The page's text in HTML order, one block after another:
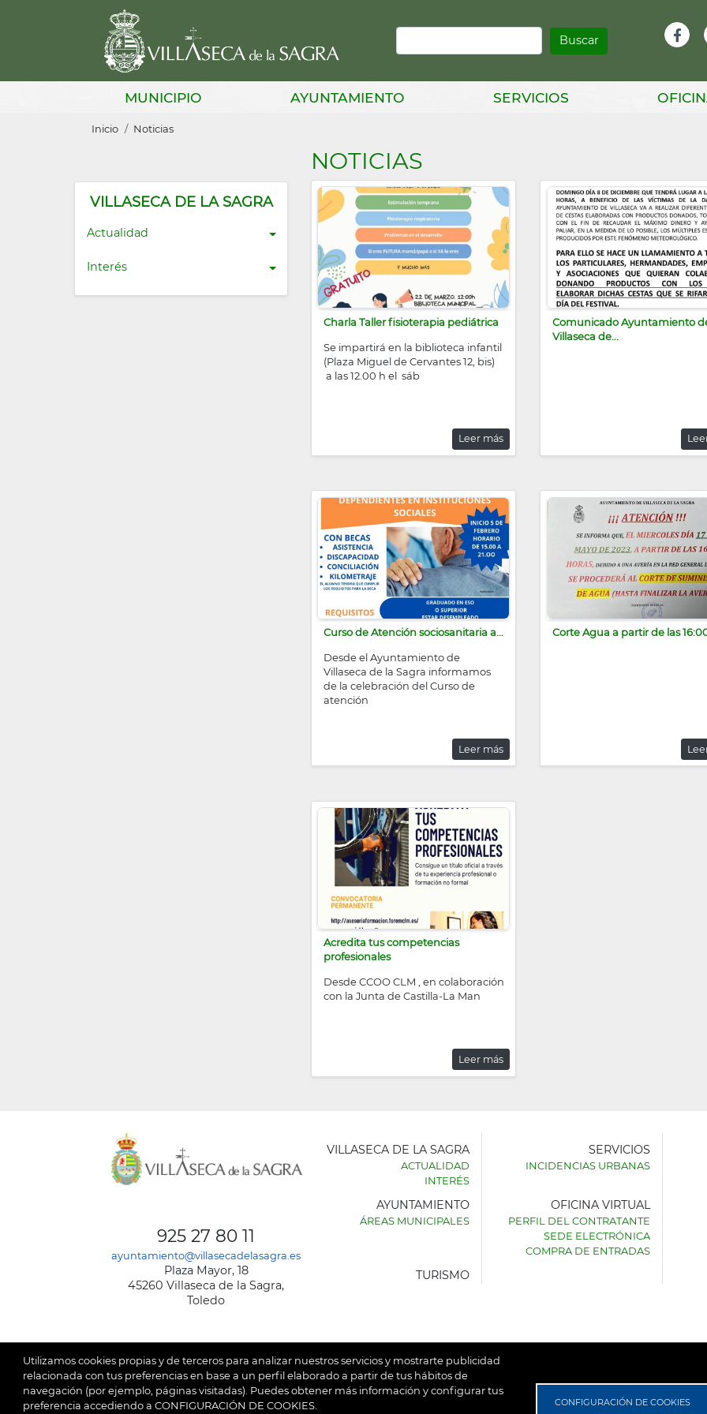
Buscar
MUNICIPIO AYUNTAMIENTO SERVICIOS
Sobrescribir
de
ayuda
a
la
Inicio Noticias
VILLASECA DE LA SAGRA
Actualidad
Interés
NOTICIAS
Charla Taller fisioterapia pediátrica
Se impartirá en la biblioteca infantil
(Plaza Miguel de Cervantes 12, bis)
a las 12.00 h el sáb
Leer más
Comunicado Ayuntamiento
Villaseca de...
Curso de Atención sociosanitaria a...
Desde el Ayuntamiento de
Villaseca de la Sagra informamos
de la celebración del Curso de
atención
Leer más
Corte Agua a partir de las
Acredita tus competencias
profesionales
Desde CCOO CLM , en colaboración
con la Junta de Castilla-La Man
Leer más
Utilizamos cookies propias y de terceros para analizar nuestros servicios y mostrarte publicidad
relacionada con tus preferencias en base a un perfil elaborado a partir de tus hábitos de
navegación (por ejemplo, páginas visitadas). Puedes obtener más información y configurar tus
preferencia accediendo a CONFIGURACIÓN DE COOKIES.
CONFIGURACIÓN DE COOKIES
925 27 80 11
ayuntamiento@villasecadelasagra.es
Plaza Mayor, 18
45260 Villaseca de la Sagra,
Toledo
AYUNTAMIENTO
VILLASECA DE LA SAGRA
ACTUALIDAD
INTERÉS
SERVICIOS
INCIDENCIAS URBANAS
AYUNTAMIENTO
ÁREAS MUNICIPALES
OFICINA VIRTUAL
PERFIL DEL CONTRATANTE
SEDE ELECTRÓNICA
COMPRA DE ENTRADAS
TURISMO
SubFooter
© 2026 Ayuntamiento de Villaseca de la Sagra Aviso Legal Política